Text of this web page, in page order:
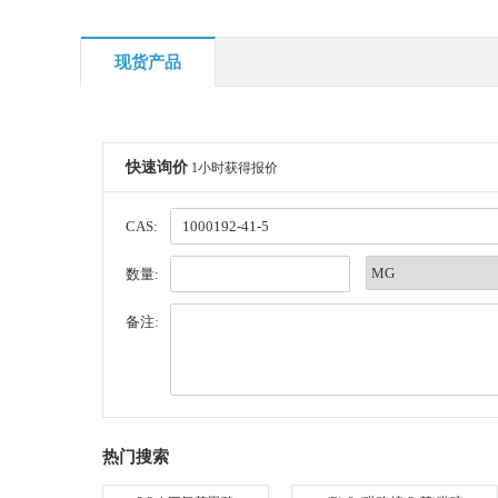
现货产品
快速询价 1小时获得报价
CAS:
数量:
备注:
热门搜索